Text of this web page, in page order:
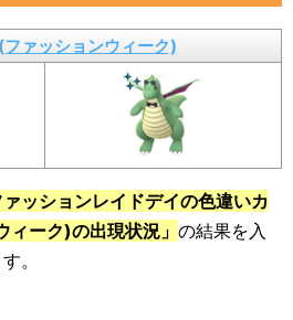
ァッションウィーク)
ァッションレイドデイの色違いカ
ーク)の出現状況」 の結果を入
。